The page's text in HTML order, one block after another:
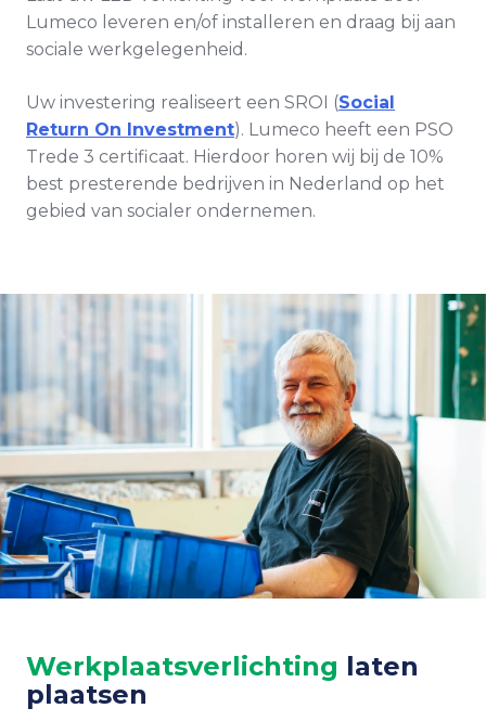
Lumeco leveren en/of installeren en draag bij aan
sociale werkgelegenheid.
Uw investering realiseert een SROI (Social
Return On Investment). Lumeco heeft een PSO
Trede 3 certificaat. Hierdoor horen wij bij de 10%
best presterende bedrijven in Nederland op het
gebied van socialer ondernemen.
Werkplaatsverlichting laten
plaatsen